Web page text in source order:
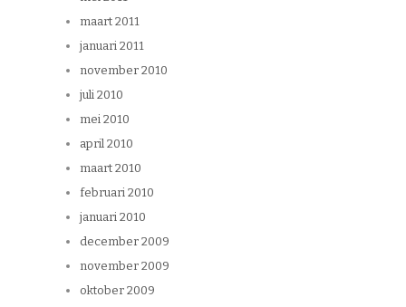
maart 2011
januari 2011
november 2010
juli 2010
mei 2010
april 2010
maart 2010
februari 2010
januari 2010
december 2009
november 2009
oktober 2009